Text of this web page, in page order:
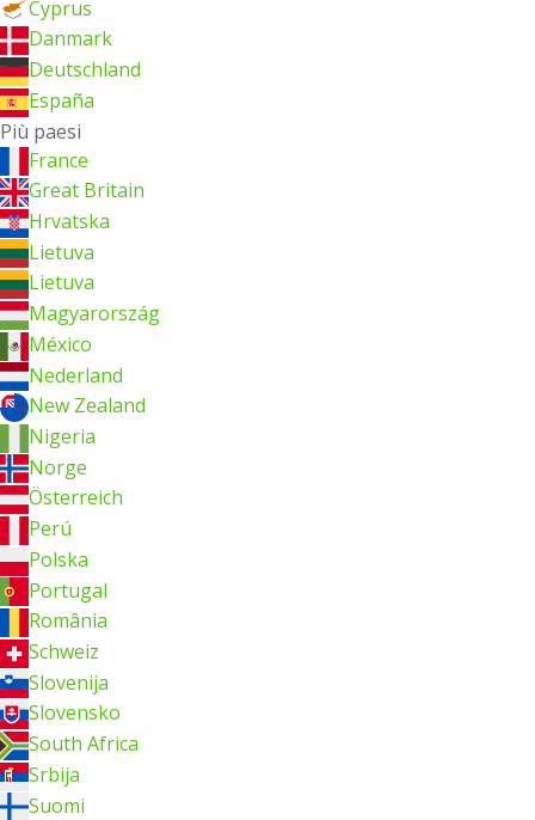
Cyprus
Danmark
Deutschland
España
Più paesi
France
Great Britain
Hrvatska
Lietuva
Lietuva
Magyarország
México
Nederland
New Zealand
Nigeria
Norge
Österreich
Perú
Polska
Portugal
România
Schweiz
Slovenija
Slovensko
South Africa
Srbija
Suomi